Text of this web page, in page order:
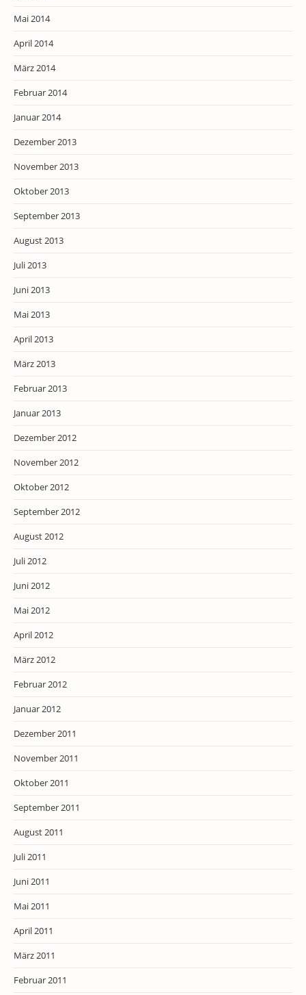
Mai 2014
April 2014
März 2014
Februar 2014
Januar 2014
Dezember 2013
November 2013
Oktober 2013
September 2013
August 2013
Juli 2013
Juni 2013
Mai 2013
April 2013
März 2013
Februar 2013
Januar 2013
Dezember 2012
November 2012
Oktober 2012
September 2012
August 2012
Juli 2012
Juni 2012
Mai 2012
April 2012
März 2012
Februar 2012
Januar 2012
Dezember 2011
November 2011
Oktober 2011
September 2011
August 2011
Juli 2011
Juni 2011
Mai 2011
April 2011
März 2011
Februar 2011